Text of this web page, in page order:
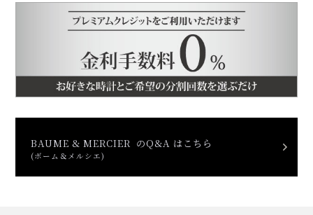
BAUME & MERCIER のQ&A はこちら
(ボーム＆メルシエ)